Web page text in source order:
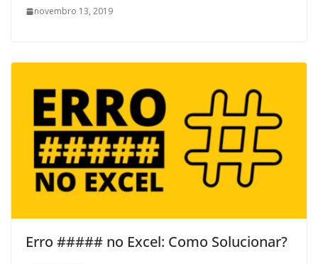
novembro 13, 2019
Erro ##### no Excel: Como Solucionar?